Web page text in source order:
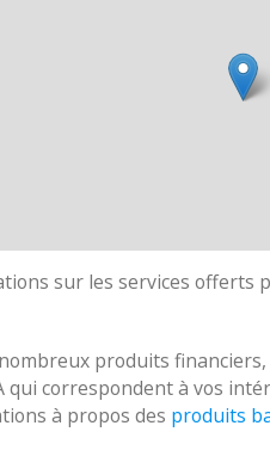
sur les services offerts
produits
qui correspondent à vos
à propos des produits